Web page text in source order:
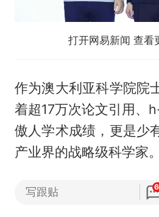
打开网易新闻 查看
作为澳大利亚科学院院
着超17万次论文引用、
傲人学术成绩，更是少
产业界的战略级科学家。
他曾出任京东探索研究
写跟贴